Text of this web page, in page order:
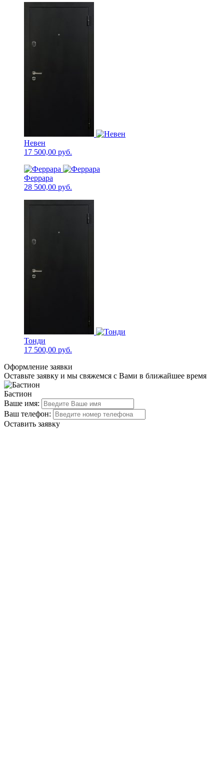
Невен
17 500,00 руб.
Феррара
28 500,00 руб.
Тонди
17 500,00 руб.
Оформление заявки
Оставьте заявку и мы свяжемся с Вами в ближайшее время
Бастион
Ваше имя:
Ваш телефон:
Оставить заявку